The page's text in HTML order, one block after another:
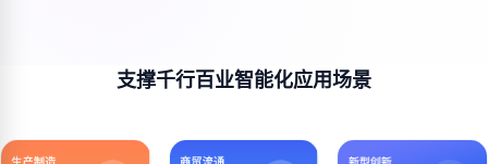
支撑千行百业智能化应用场景